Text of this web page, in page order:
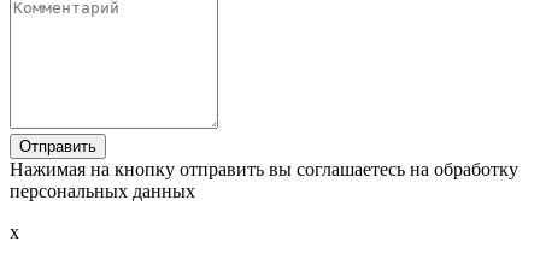
Нажимая на кнопку отправить вы соглашаетесь на обработку
персональных данных
x